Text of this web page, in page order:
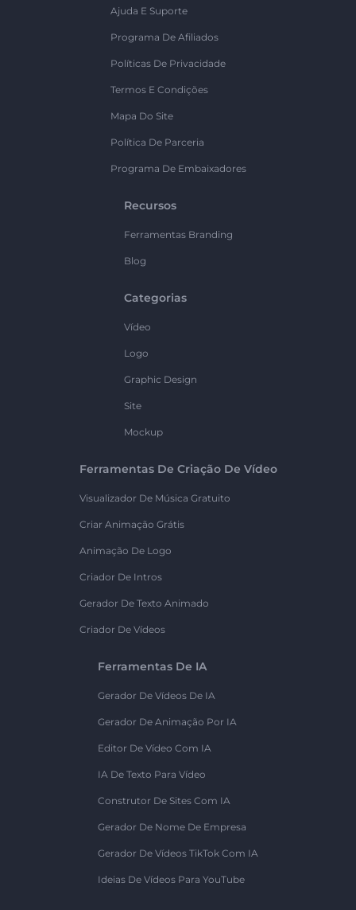
Ajuda E Suporte
Programa De Afiliados
Políticas De Privacidade
Termos E Condições
Mapa Do Site
Política De Parceria
Programa De Embaixadores
Recursos
Ferramentas Branding
Blog
Categorias
Vídeo
Logo
Graphic Design
Site
Mockup
Ferramentas De Criação De Vídeo
Visualizador De Música Gratuito
Criar Animação Grátis
Animação De Logo
Criador De Intros
Gerador De Texto Animado
Criador De Vídeos
Ferramentas De IA
Gerador De Vídeos De IA
Gerador De Animação Por IA
Editor De Vídeo Com IA
IA De Texto Para Vídeo
Construtor De Sites Com IA
Gerador De Nome De Empresa
Gerador De Vídeos TikTok Com IA
Ideias De Vídeos Para YouTube